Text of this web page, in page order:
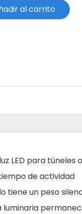
al carrito
LED para túneles
de actividad
tiene un peso
luminaria